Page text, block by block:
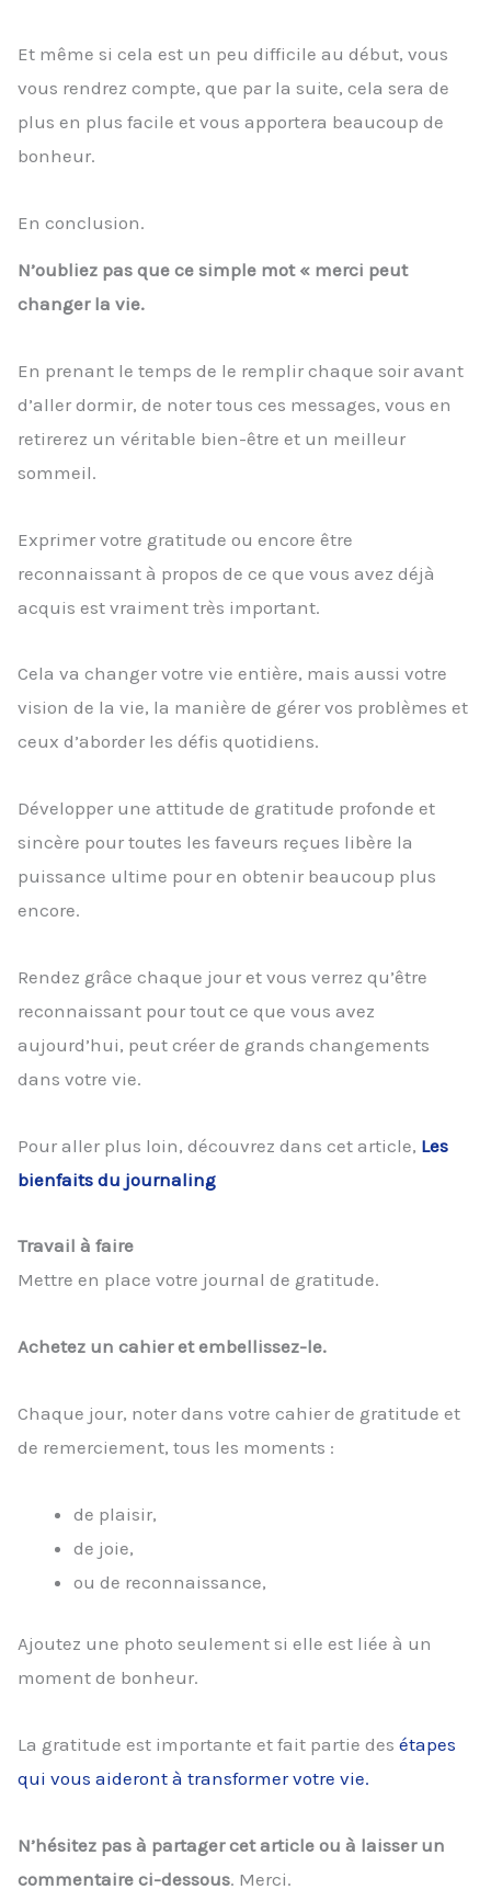
Et même si cela est un peu difficile au début, vous
vous rendrez compte, que par la suite, cela sera de
plus en plus facile et vous apportera beaucoup de
bonheur.
En conclusion.
N’oubliez pas que ce simple mot « merci peut
changer la vie.
En prenant le temps de le remplir chaque soir avant
d’aller dormir, de noter tous ces messages, vous en
retirerez un véritable bien-être et un meilleur
sommeil.
Exprimer votre gratitude ou encore être
reconnaissant à propos de ce que vous avez déjà
acquis est vraiment très important.
Cela va changer votre vie entière, mais aussi votre
vision de la vie, la manière de gérer vos problèmes et
ceux d’aborder les défis quotidiens.
Développer une attitude de gratitude profonde et
sincère pour toutes les faveurs reçues libère la
puissance ultime pour en obtenir beaucoup plus
encore.
Rendez grâce chaque jour et vous verrez qu’être
reconnaissant pour tout ce que vous avez
aujourd’hui, peut créer de grands changements
dans votre vie.
Pour aller plus loin, découvrez dans cet article, Les
bienfaits du journaling
Travail à faire
Mettre en place votre journal de gratitude.
Achetez un cahier et embellissez-le.
Chaque jour, noter dans votre cahier de gratitude et
de remerciement, tous les moments :
de plaisir,
de joie,
ou de reconnaissance,
Ajoutez une photo seulement si elle est liée à un
moment de bonheur.
La gratitude est importante et fait partie des étapes
qui vous aideront à transformer votre vie.
N’hésitez pas à partager cet article ou à laisser un
commentaire ci-dessous. Merci.